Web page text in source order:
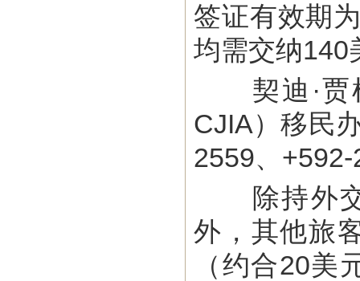
签证有效期
均需交纳140
契迪·贾根
CJIA）移民
2559、
除持外交
外，其他旅
（约合20美